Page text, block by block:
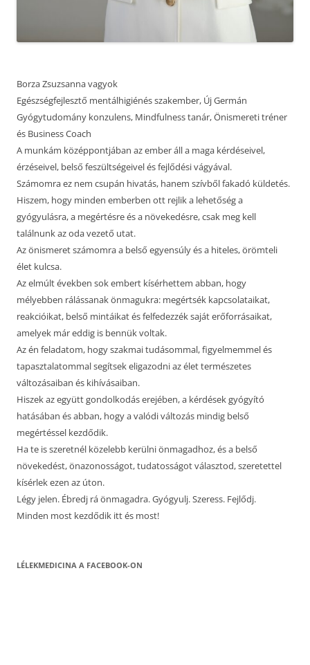
Borza Zsuzsanna vagyok
Egészségfejlesztő mentálhigiénés szakember, Új Germán
Gyógytudomány konzulens, Mindfulness tanár, Önismereti tréner
és Business Coach
A munkám középpontjában az ember áll a maga kérdéseivel,
érzéseivel, belső feszültségeivel és fejlődési vágyával.
Számomra ez nem csupán hivatás, hanem szívből fakadó küldetés.
Hiszem, hogy minden emberben ott rejlik a lehetőség a
gyógyulásra, a megértésre és a növekedésre, csak meg kell
találnunk az oda vezető utat.
Az önismeret számomra a belső egyensúly és a hiteles, örömteli
élet kulcsa.
Az elmúlt években sok embert kísérhettem abban, hogy
mélyebben rálássanak önmagukra: megértsék kapcsolataikat,
reakcióikat, belső mintáikat és felfedezzék saját erőforrásaikat,
amelyek már eddig is bennük voltak.
Az én feladatom, hogy szakmai tudásommal, figyelmemmel és
tapasztalatommal segítsek eligazodni az élet természetes
változásaiban és kihívásaiban.
Hiszek az együtt gondolkodás erejében, a kérdések gyógyító
hatásában és abban, hogy a valódi változás mindig belső
megértéssel kezdődik.
Ha te is szeretnél közelebb kerülni önmagadhoz, és a belső
növekedést, önazonosságot, tudatosságot választod, szeretettel
kísérlek ezen az úton.
Légy jelen. Ébredj rá önmagadra. Gyógyulj. Szeress. Fejlődj.
Minden most kezdődik itt és most!
LÉLEKMEDICINA A FACEBOOK-ON